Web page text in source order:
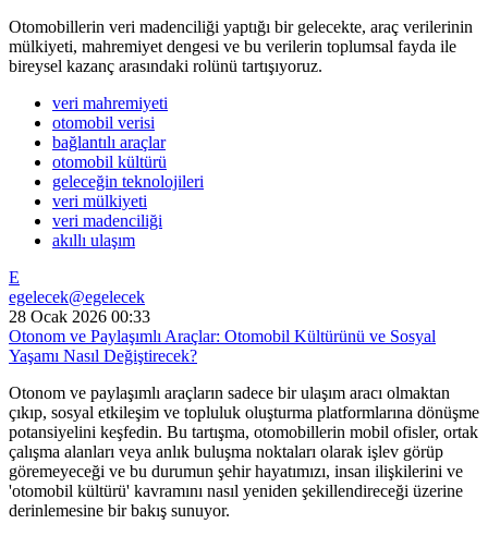
Otomobillerin veri madenciliği yaptığı bir gelecekte, araç verilerinin
mülkiyeti, mahremiyet dengesi ve bu verilerin toplumsal fayda ile
bireysel kazanç arasındaki rolünü tartışıyoruz.
veri mahremiyeti
otomobil verisi
bağlantılı araçlar
otomobil kültürü
geleceğin teknolojileri
veri mülkiyeti
veri madenciliği
akıllı ulaşım
E
egelecek@egelecek
28 Ocak 2026 00:33
Otonom ve Paylaşımlı Araçlar: Otomobil Kültürünü ve Sosyal
Yaşamı Nasıl Değiştirecek?
Otonom ve paylaşımlı araçların sadece bir ulaşım aracı olmaktan
çıkıp, sosyal etkileşim ve topluluk oluşturma platformlarına dönüşme
potansiyelini keşfedin. Bu tartışma, otomobillerin mobil ofisler, ortak
çalışma alanları veya anlık buluşma noktaları olarak işlev görüp
göremeyeceği ve bu durumun şehir hayatımızı, insan ilişkilerini ve
'otomobil kültürü' kavramını nasıl yeniden şekillendireceği üzerine
derinlemesine bir bakış sunuyor.